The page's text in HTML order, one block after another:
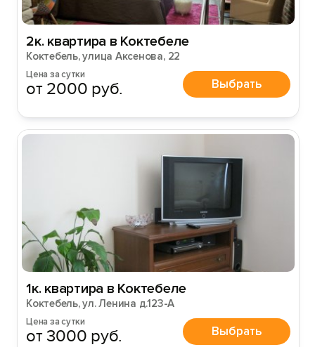
2к. квартира в Коктебеле
Коктебель, улица Аксенова, 22
Цена за сутки
от 2000 руб. Выбрать
1к. квартира в Коктебеле
Коктебель, ул. Ленина д.123-А
Цена за сутки
от 3000 руб. Выбрать